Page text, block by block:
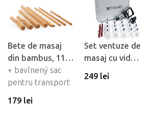
Bete de masaj
din bambus, 11
buc
+ bavlnený sac
pentru transport
179 lei
Set ventuze de
masaj cu vid
Fabulo Luxury 19
249 lei